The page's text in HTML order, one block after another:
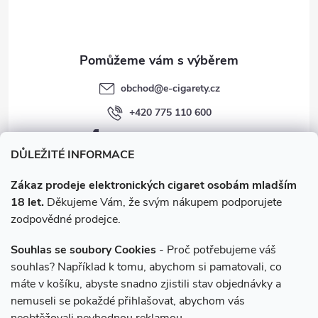
DŮLEŽITÉ INFORMACE
Zákaz prodeje elektronických cigaret osobám mladším
18 let. Děkujeme Vám, že svým nákupem podporujete
zodpovědné prodejce.
Souhlas se soubory Cookies - Proč potřebujeme váš
souhlas? Například k tomu, abychom si pamatovali, co
máte v košíku, abyste snadno zjistili stav objednávky a
nemuseli se pokaždé přihlašovat, abychom vás
EMPORIO SALT
3 síly: 12/16/20 mg
Konzistence s Emporio free-base řadou
Obě značky jsou jediné na e-shopu s rozšířenou Salt škálou.
SYX cílí na fanoušky SYX BAR jednorázovek, Emporio na
fanoušky italské prémiové chuti.
POD systémy(s odporem 0,6 až 1,2 ohmu) - hlavní cílový
segment.
POD systémy s nižším výkonem(10 až 20 W).
Malé pen-style elektronické cigarety.
obchod@e-cigarety.cz
+420 775 110 600
facebook.com/e-cigarety.cz
Instagram